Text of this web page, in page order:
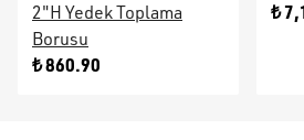
2"H Yedek Toplama
Borusu
₺ 860.90
₺